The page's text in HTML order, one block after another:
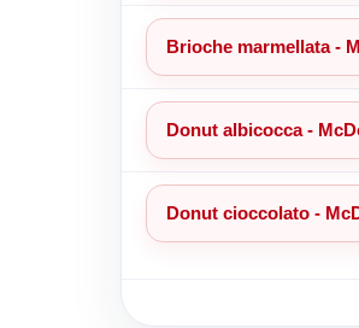
Brioche marmellata -
Donut albicocca -
Donut cioccolato -